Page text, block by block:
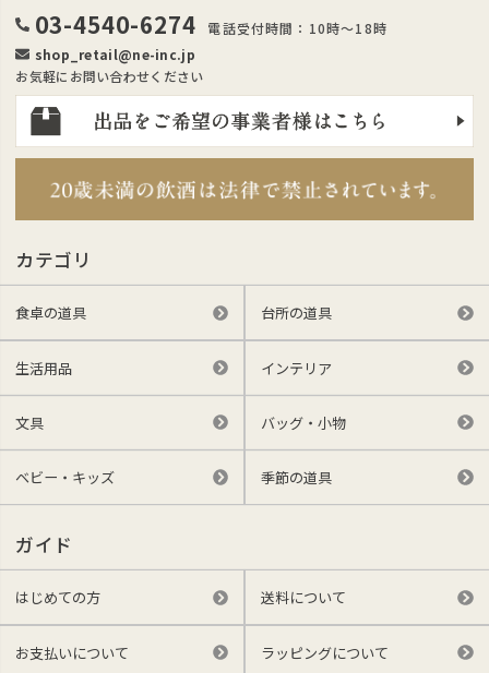
03-4540-6274
電話受付時間：10時～18時
shop_retail@ne-inc.jp
お気軽にお問い合わせください
カテゴリ
食卓の道具 台所の道具
生活用品 インテリア
文具 バッグ・小物
ベビー・キッズ 季節の道具
ガイド
はじめての方 送料について
お支払いについて ラッピングについて